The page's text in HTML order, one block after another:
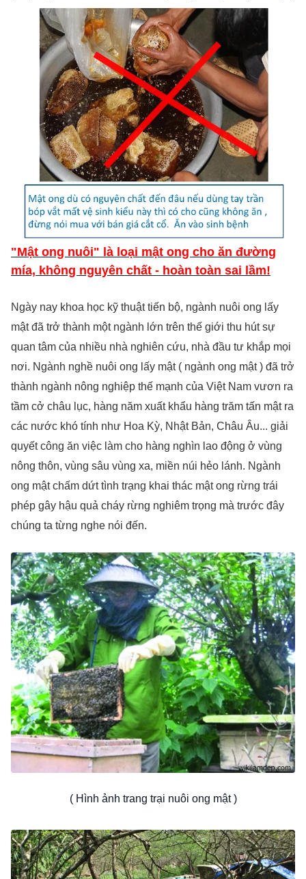
"Mật ong nuôi" là loại mật ong cho ăn đường
mía, không nguyên chất - hoàn toàn sai lầm!
Ngày nay khoa học kỹ thuật tiến bộ, ngành nuôi ong lấy
mật đã trở thành một ngành lớn trên thế giới thu hút sự
quan tâm của nhiều nhà nghiên cứu, nhà đầu tư khắp mọi
nơi. Ngành nghề nuôi ong lấy mật ( ngành ong mật ) đã trở
thành ngành nông nghiệp thế mạnh của Việt Nam vươn ra
tầm cở châu lục, hàng năm xuất khẩu hàng trăm tấn mật ra
các nước khó tính như Hoa Kỳ, Nhật Bản, Châu Âu... giải
quyết công ăn việc làm cho hàng nghìn lao động ở vùng
nông thôn, vùng sâu vùng xa, miền núi hẻo lánh. Ngành
ong mật chấm dứt tình trạng khai thác mật ong rừng trái
phép gây hậu quả cháy rừng nghiêm trọng mà trước đây
chúng ta từng nghe nói đến.
( Hình ảnh trang trại nuôi ong mật )